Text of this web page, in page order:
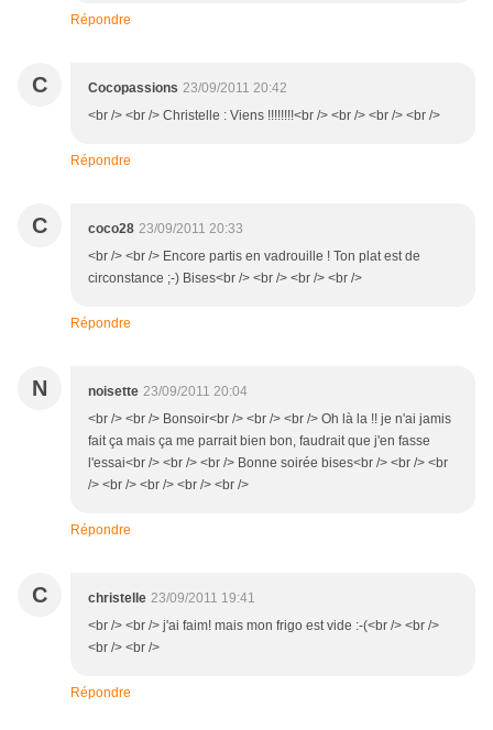
Répondre
C Cocopassions 23/09/2011 20:42
<br /> <br /> Christelle : Viens !!!!!!!!<br /> <br /> <br /> <br />
Répondre
C coco28 23/09/2011 20:33
<br /> <br /> Encore partis en vadrouille ! Ton plat est de
circonstance ;-) Bises<br /> <br /> <br /> <br />
Répondre
N noisette 23/09/2011 20:04
<br /> <br /> Bonsoir<br /> <br /> <br /> Oh là la !! je n'ai jamis
fait ça mais ça me parrait bien bon, faudrait que j'en fasse
l'essai<br /> <br /> <br /> Bonne soirée bises<br /> <br /> <br
/> <br /> <br /> <br /> <br />
Répondre
C christelle 23/09/2011 19:41
<br /> <br /> j'ai faim! mais mon frigo est vide :-(<br /> <br />
<br /> <br />
Répondre